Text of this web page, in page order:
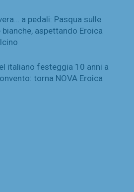
a pedali: Pasqua sulle
aspettando Eroica
italiano festeggia 10 anni a
torna NOVA Eroica